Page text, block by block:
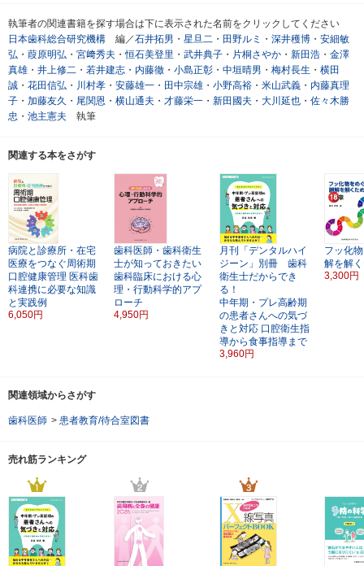
執筆者の関連書籍を探す場合は下に表示された名前をクリックしてください
日本歯科総合研究機構 編／石井拓男 ・ 星旦二 ・ 田野ルミ ・ 深井穫博 ・ 安細敏
弘 ・ 葭原明弘 ・ 宮﨑秀夫 ・恒石美登里 ・ 武井典子 ・ 片桐さやか ・ 新田浩 ・ 金澤
真雄 ・ 井上修二 ・ 若井建志 ・ 内藤徹 ・ 小島正彰 ・ 中垣晴男 ・ 梅村長生 ・ 横田
誠 ・ 花田信弘 ・ 川村孝 ・ 安藤雄一 ・ 田中宗雄 ・ 小野高裕 ・ 米山武義 ・ 内藤真理
子 ・ 加藤友久 ・ 尾関恩 ・ 横山通夫 ・ 才藤栄一 ・ 新田國夫 ・ 大川延也 ・ 佐々木勝
忠 ・ 池主憲夫 執筆
関連する本をさがす
病院と診療所・在宅
医療をつなぐ周術期
口腔健康管理 医科歯
科連携に必要な知識
と実践例
6,050円
歯科医師・歯科衛生
士が知っておきたい
歯科臨床における心
理・行動科学的アプ
ローチ
4,950円
月刊「デンタルハイ
ジーン」別冊 歯科
衛生士だからでき
る！
中年期・プレ高齢期
の患者さんへの気づ
きと対応 口腔衛生指
導から食事指導まで
3,960円
フッ化
解を解
3,300円
関連領域からさがす
歯科医師 > 患者教育/待合室図書
売れ筋ランキング